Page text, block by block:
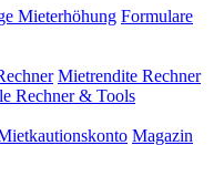
Mieterhöhung Formulare
Mietrendite Rechner
Rechner & Tools
Magazin